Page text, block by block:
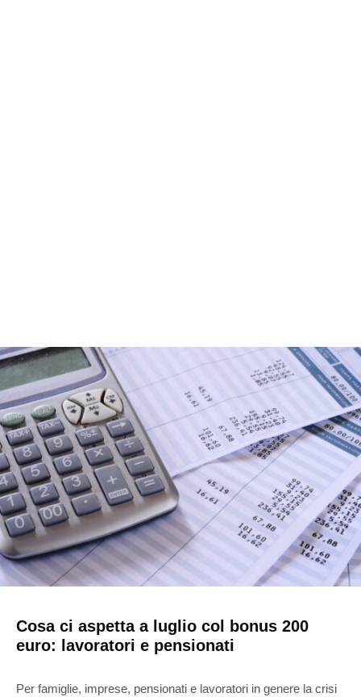
Cosa ci aspetta a luglio col bonus 200
euro: lavoratori e pensionati
Per famiglie, imprese, pensionati e lavoratori in genere la crisi